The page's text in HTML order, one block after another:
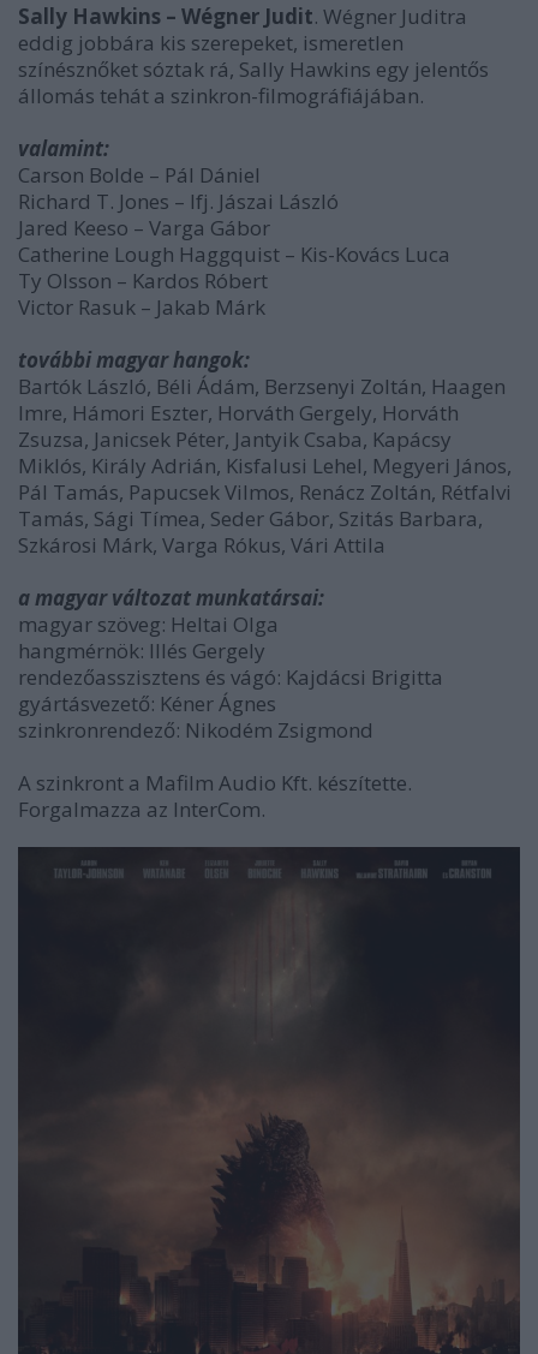
Sally Hawkins – Wégner Judit. Wégner Juditra
eddig jobbára kis szerepeket, ismeretlen
színésznőket sóztak rá, Sally Hawkins egy jelentős
állomás tehát a szinkron-filmográfiájában.
valamint:
Carson Bolde – Pál Dániel
Richard T. Jones – Ifj. Jászai László
Jared Keeso – Varga Gábor
Catherine Lough Haggquist – Kis-Kovács Luca
Ty Olsson – Kardos Róbert
Victor Rasuk – Jakab Márk
további magyar hangok:
Bartók László, Béli Ádám, Berzsenyi Zoltán, Haagen
Imre, Hámori Eszter, Horváth Gergely, Horváth
Zsuzsa, Janicsek Péter, Jantyik Csaba, Kapácsy
Miklós, Király Adrián, Kisfalusi Lehel, Megyeri János,
Pál Tamás, Papucsek Vilmos, Renácz Zoltán, Rétfalvi
Tamás, Sági Tímea, Seder Gábor, Szitás Barbara,
Szkárosi Márk, Varga Rókus, Vári Attila
a magyar változat munkatársai:
magyar szöveg: Heltai Olga
hangmérnök: Illés Gergely
rendezőasszisztens és vágó: Kajdácsi Brigitta
gyártásvezető: Kéner Ágnes
szinkronrendező: Nikodém Zsigmond
A szinkront a Mafilm Audio Kft. készítette.
Forgalmazza az InterCom.